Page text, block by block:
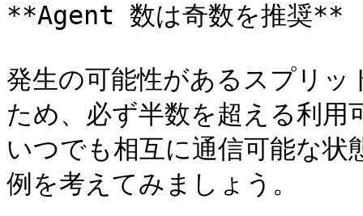
**Agent 数は奇数を推奨**
発生の可能性があるスプリ
ため、必ず半数を超える
いつでも相互に通信可能な
例を考えてみましょう。